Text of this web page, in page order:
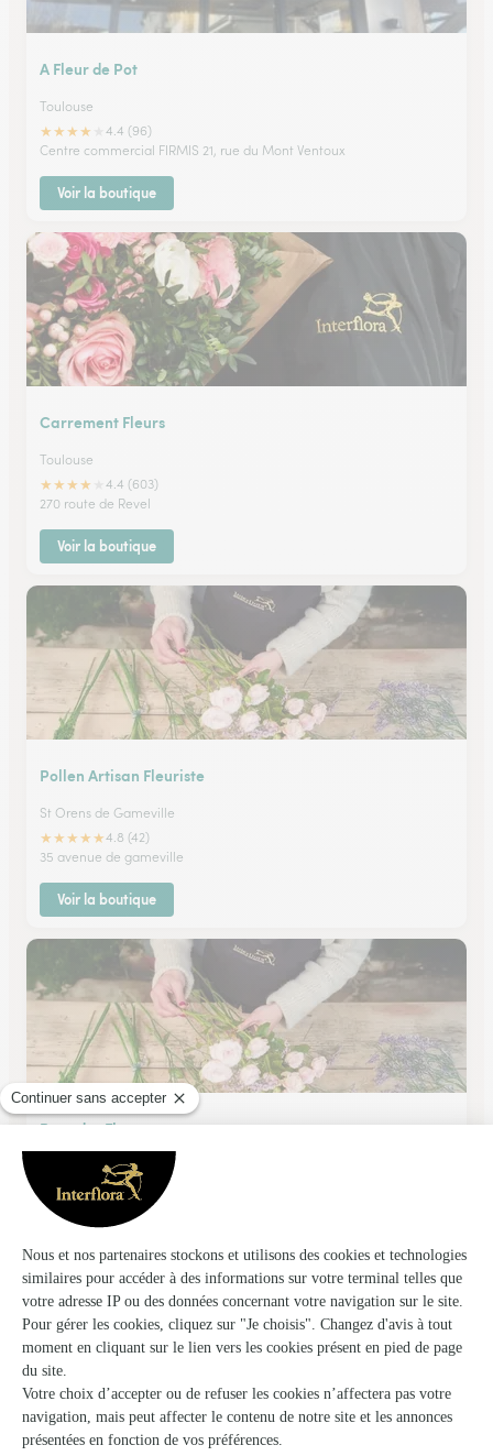
A Fleur de Pot
Toulouse
★★★★
4.4 (96)
Centre commercial FIRMIS 21, rue du Mont Ventoux
Voir la boutique
Carrement Fleurs
Toulouse
★★★★
4.4 (603)
270 route de Revel
Voir la boutique
Pollen Artisan Fleuriste
St Orens de Gameville
★★★★★4.8 (42)
35 avenue de gameville
Voir la boutique
Parc des Fleurs
★★★★4.4 (94)
34 Boulevard Lazare Carnot
Voir la boutique